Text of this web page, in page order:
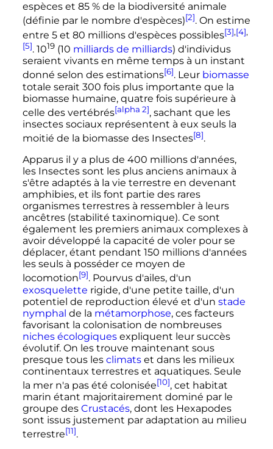
espèces et 85 % de la biodiversité animale
(définie par le nombre d'espèces)[2]. On estime
entre 5 et 80 millionsd'espèces possibles[3],[4],
[5]. 1019(10 milliards de milliards) d'individus
seraient vivants en même temps à un instant
donné selon des estimations[6]. Leur biomasse
totale serait 300 fois plus importante que la
biomasse humaine, quatre fois supérieure à
celle des vertébrés[alpha 2], sachant que les
insectes sociaux représentent à eux seuls la
moitié de la biomasse des Insectes[8].
Apparus il y a plus de 400 millionsd'années,
les Insectes sont les plus anciens animaux à
s'être adaptés à la vie terrestre en devenant
amphibies, et ils font partie des rares
organismes terrestres à ressembler à leurs
ancêtres (stabilité taxinomique). Ce sont
également les premiers animaux complexes à
avoir développé la capacité de voler pour se
déplacer, étant pendant 150 millionsd'années
les seuls à posséder ce moyen de
locomotion[9]. Pourvus d'ailes, d'un
exosquelette rigide, d'une petite taille, d'un
potentiel de reproduction élevé et d'un stade
nymphal de la métamorphose, ces facteurs
favorisant la colonisation de nombreuses
niches écologiquesexpliquent leur succès
évolutif. On les trouve maintenant sous
presque tous les climatset dans les milieux
continentaux terrestres et aquatiques. Seule
la mer n'a pas été colonisée[10], cet habitat
marin étant majoritairement dominé par le
groupe des Crustacés, dont les Hexapodes
sont issus justement par adaptation au milieu
terrestre[11].